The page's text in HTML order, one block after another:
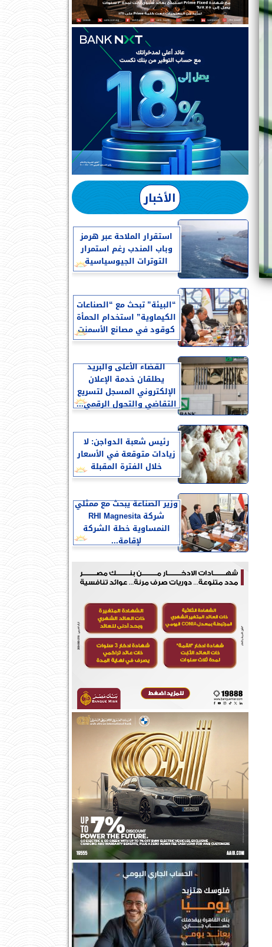
الأخبار
استقرار الملاحة عبر هرمز
وباب المندب رغم استمرار
التوترات الجيوسياسية
“البيئة” تبحث مع “الصناعات
الكيماوية” استخدام الحمأة
كوقود في مصانع الأسمنت
القضاء الأعلى والبريد
يطلقان خدمة الإعلان
الإلكتروني المسجل لتسريع
التقاضي والتحول الرقمي...
رئيس شعبة الدواجن: لا
زيادات متوقعة في الأسعار
خلال الفترة المقبلة
وزير الصناعة يبحث مع ممثلي
شركة RHI Magnesita
النمساوية خطة الشركة
لإقامة...